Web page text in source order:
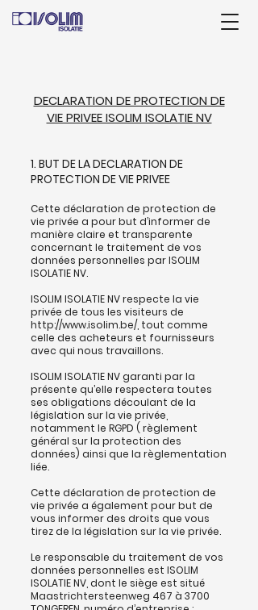
DECLARATION DE PROTECTION DE
VIE PRIVEE ISOLIM ISOLATIE NV
1. BUT DE LA DECLARATION DE
PROTECTION DE VIE PRIVEE
Cette déclaration de protection de
vie privée a pour but d’informer de
manière claire et transparente
concernant le traitement de vos
données personnelles par ISOLIM
ISOLATIE NV.
ISOLIM ISOLATIE NV respecte la vie
privée de tous les visiteurs de
http://www.isolim.be/, tout comme
celle des acheteurs et fournisseurs
avec qui nous travaillons.
ISOLIM ISOLATIE NV garanti par la
présente qu’elle respectera toutes
ses obligations découlant de la
législation sur la vie privée,
notamment le RGPD ( règlement
général sur la protection des
données) ainsi que la règlementation
liée.
Cette déclaration de protection de
vie privée a également pour but de
vous informer des droits que vous
tirez de la législation sur la vie privée.
Le responsable du traitement de vos
données personnelles est ISOLIM
ISOLATIE NV, dont le siège est situé
Maastrichtersteenweg 467 à 3700